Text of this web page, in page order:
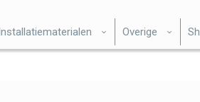
Overige